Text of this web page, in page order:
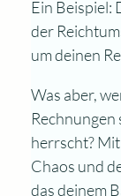
Ein Beispiel:
der
um deinen
Was aber,
herrscht?
Chaos und
das deinem